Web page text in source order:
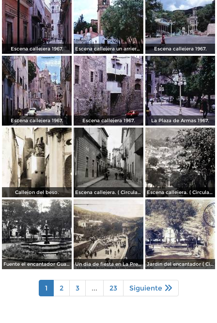
Escena callejera 1967. Escena callejera un arriero 1967. Escena callejera 1967.
Escena callejera 1967. Escena callejera 1967. La Plaza de Armas 1967.
Callejon del beso. Escena callejera. ( Circulada el 13 de Mayo de 1941 ). Escena callejera. ( Circulada el 14 de Diciembre de 1930 ).
Fuente el encantador Guanajuato. Un dia de fiesta en La Presa de La Olla Guanajuato ( Circulada el 9 de Agosto de 1905 ). Jardin del encantador ( Circulada el 30 de Julio de 1905 ).
1 2 3 ... 23 Siguiente